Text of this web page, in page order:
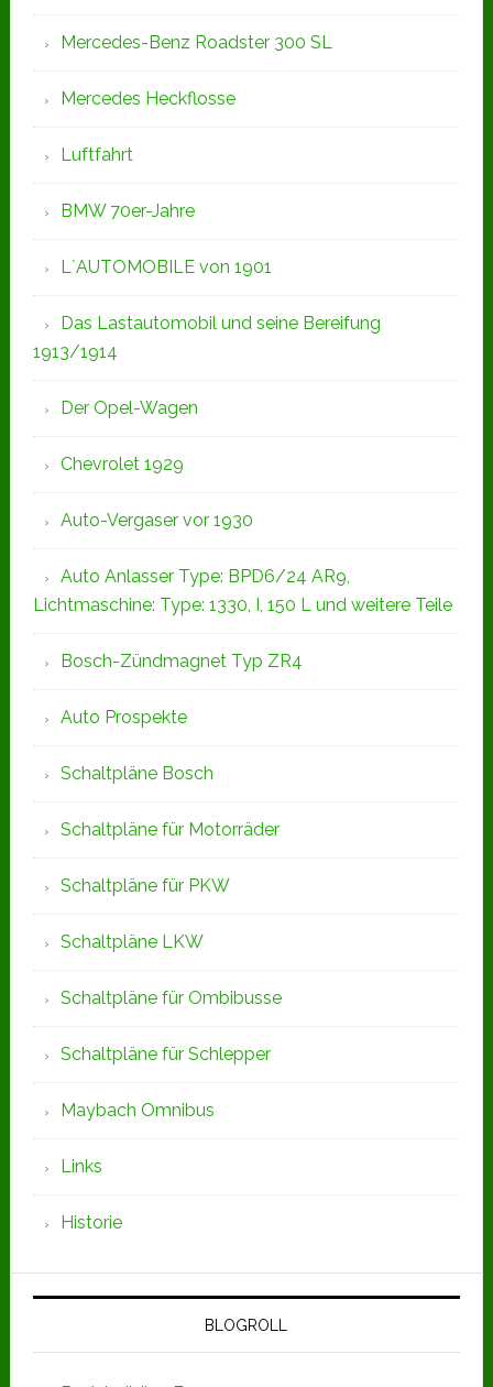
Mercedes-Benz Roadster 300 SL
Mercedes Heckflosse
Luftfahrt
BMW 70er-Jahre
L`AUTOMOBILE von 1901
Das Lastautomobil und seine Bereifung
1913/1914
Der Opel-Wagen
Chevrolet 1929
Auto-Vergaser vor 1930
Auto Anlasser Type: BPD6/24 AR9,
Lichtmaschine: Type: 1330, I, 150 L und weitere Teile
Bosch-Zündmagnet Typ ZR4
Auto Prospekte
Schaltpläne Bosch
Schaltpläne für Motorräder
Schaltpläne für PKW
Schaltpläne LKW
Schaltpläne für Ombibusse
Schaltpläne für Schlepper
Maybach Omnibus
Links
Historie
BLOGROLL